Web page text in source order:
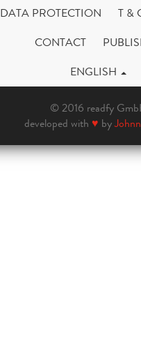
DATA PROTECTION T &
CONTACT
ENGLISH
© 2016 readfy
developed with ♥ by